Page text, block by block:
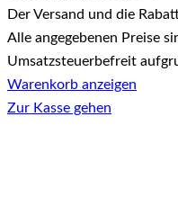
Produkte
im
Warenkorb
Der Versand und die
Alle angegebenen Preise
Umsatzsteuerbefreit
Warenkorb anzeigen
Zur Kasse gehen